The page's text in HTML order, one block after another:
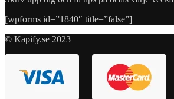
[wpforms id=”1840″ title=”false”]
© Kapify.se 2023